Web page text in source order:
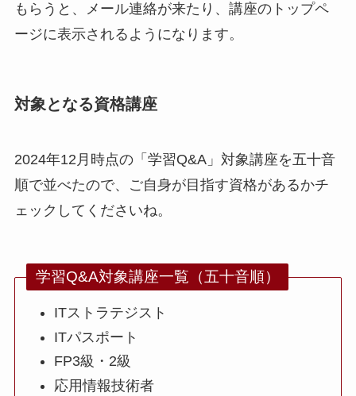
もらうと、メール連絡が来たり、講座のトップペ
ージに表示されるようになります。
対象となる資格講座
2024年12月時点の「学習Q&A」対象講座を五十音
順で並べたので、ご自身が目指す資格があるかチ
ェックしてくださいね。
学習Q&A対象講座一覧（五十音順）
ITストラテジスト
ITパスポート
FP3級・2級
応用情報技術者